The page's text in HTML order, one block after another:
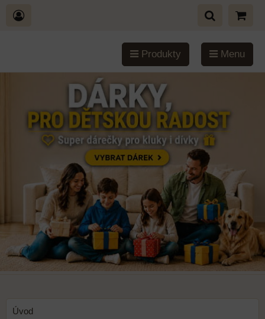
Produkty Menu
Úvod